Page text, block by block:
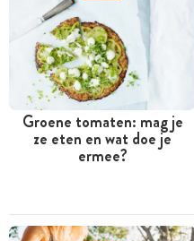
Groene tomaten: mag je
ze eten en wat doe je
ermee?